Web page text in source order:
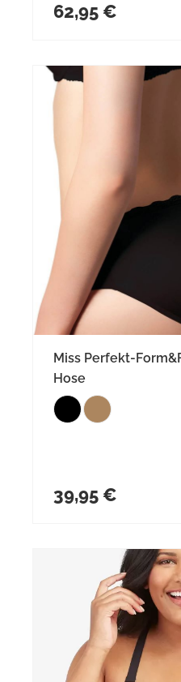
62,95 €
Miss Perfekt-
Hose
39,95 €